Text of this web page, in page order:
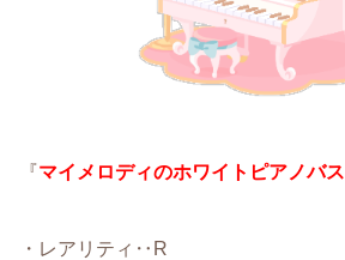
『マイメロディのホワイトピアノバス
・レアリティ‥R